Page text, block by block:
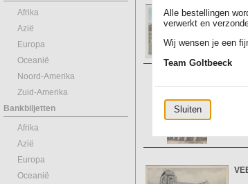
Afrika
Azië
Europa
Oceanië
Noord-Amerika
Zuid-Amerika
Bankbiljetten
Afrika
Azië
Europa
Oceanië
Alle bestellingen
verwerkt en
Wij wensen je een
Team Goltbeeck
Sluiten